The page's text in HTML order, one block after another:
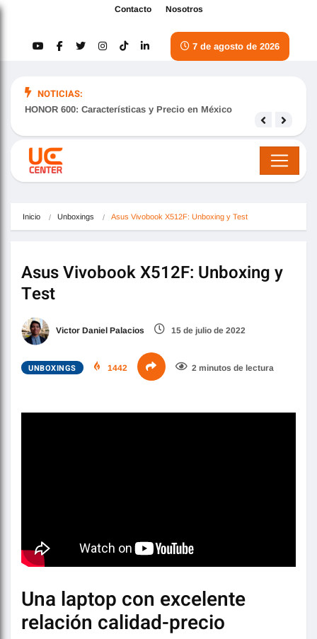
Contacto Nosotros
7 de agosto de 2026
NOTICIAS:
HONOR 600: Características y Precio en México
Inicio Unboxings Asus Vivobook X512F: Unboxing y Test
Asus Vivobook X512F: Unboxing y
Test
Victor Daniel Palacios 15 de julio de 2022
UNBOXINGS 1442 2 minutos de lectura
Una laptop con excelente
relación calidad-precio